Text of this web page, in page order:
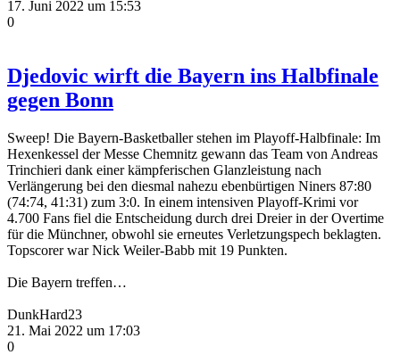
17. Juni 2022 um 15:53
0
Djedovic wirft die Bayern ins Halbfinale
gegen Bonn
Sweep! Die Bayern-Basketballer stehen im Playoff-Halbfinale: Im
Hexenkessel der Messe Chemnitz gewann das Team von Andreas
Trinchieri dank einer kämpferischen Glanzleistung nach
Verlängerung bei den diesmal nahezu ebenbürtigen Niners 87:80
(74:74, 41:31) zum 3:0. In einem intensiven Playoff-Krimi vor
4.700 Fans fiel die Entscheidung durch drei Dreier in der Overtime
für die Münchner, obwohl sie erneutes Verletzungspech beklagten.
Topscorer war Nick Weiler-Babb mit 19 Punkten.
Die Bayern treffen…
DunkHard23
21. Mai 2022 um 17:03
0